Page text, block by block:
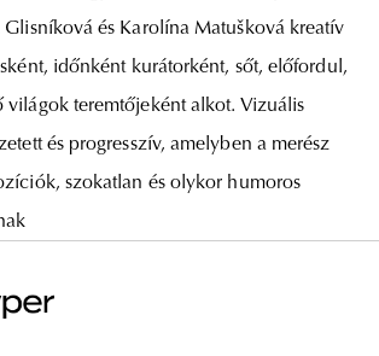
Glisníková és Karolína Matušková kreatív
időnként kurátorként, sőt, előfordul,
teremtőjeként alkot. Vizuális
és progresszív, amelyben a merész
szokatlan és olykor humoros